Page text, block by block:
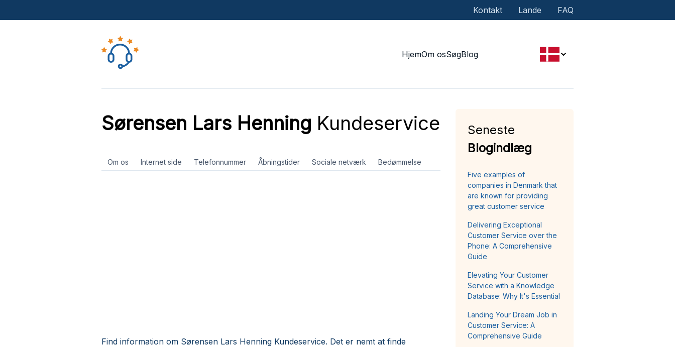
Kontakt Lande FAQ
HjemOm osSøgBlog
Sørensen Lars Henning Kundeservice
Om os Internet side Telefonnummer Åbningstider Sociale netværk Bedømmelse
Find information om Sørensen Lars Henning Kundeservice. Det er nemt at finde
Seneste
Blogindlæg
Five examples of
companies in Denmark that
are known for providing
great customer service
Delivering Exceptional
Customer Service over the
Phone: A Comprehensive
Guide
Elevating Your Customer
Service with a Knowledge
Database: Why It's Essential
Landing Your Dream Job in
Customer Service: A
Comprehensive Guide